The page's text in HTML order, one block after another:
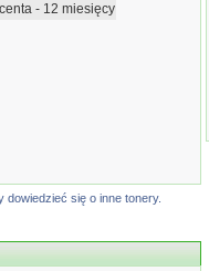
- 12 miesięcy
się o inne tonery.